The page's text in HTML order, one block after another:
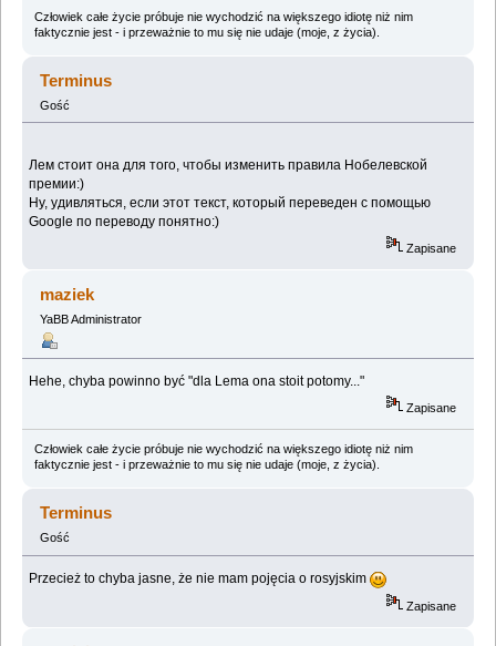
Człowiek całe życie próbuje nie wychodzić na większego idiotę niż nim
faktycznie jest - i przeważnie to mu się nie udaje (moje, z życia).
Terminus
Gość
Лем стоит она для того, чтобы изменить правила Нобелевской
премии:)
Ну, удивляться, если этот текст, который переведен с помощью
Google по переводу понятно:)
Zapisane
maziek
YaBB Administrator
Hehe, chyba powinno być "dla Lema ona stoit potomy..."
Zapisane
Człowiek całe życie próbuje nie wychodzić na większego idiotę niż nim
faktycznie jest - i przeważnie to mu się nie udaje (moje, z życia).
Terminus
Gość
Przecież to chyba jasne, że nie mam pojęcia o rosyjskim
Zapisane